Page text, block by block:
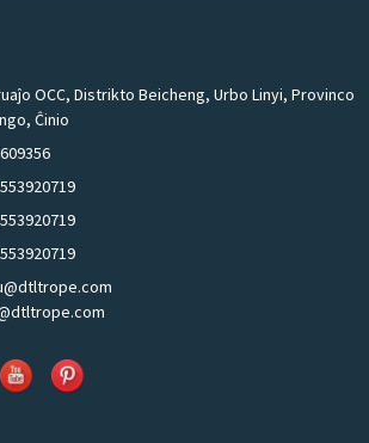
OCC, Distrikto Beicheng, Urbo Linyi, Provinco
Ĉinio